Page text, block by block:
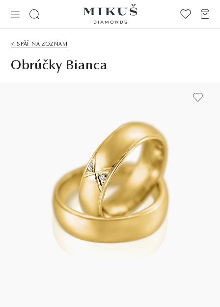
< SPÄŤ NA ZOZNAM
Obrúčky Bianca